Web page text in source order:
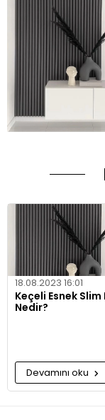
18.08.2023 16:01
Keçeli Esnek Slim
Nedir?
Devamını oku